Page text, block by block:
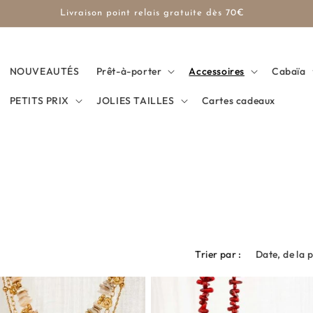
Expédition rapide
NOUVEAUTÉS Prêt-à-porter Accessoires Cabaïa
PETITS PRIX JOLIES TAILLES Cartes cadeaux
Trier par :